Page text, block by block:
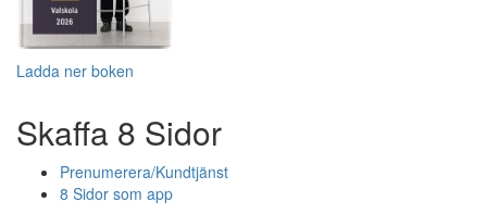
Ladda ner boken
Skaffa 8 Sidor
Prenumerera/Kundtjänst
8 Sidor som app